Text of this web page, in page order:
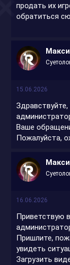
продать их
обратиться
15.06.2026
Ваше
Пожалуйста,
16.06.2026
Приветствую
Пришлите,
увидеть
Загрузить